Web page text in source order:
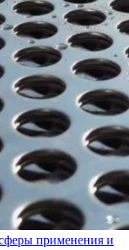
применения и